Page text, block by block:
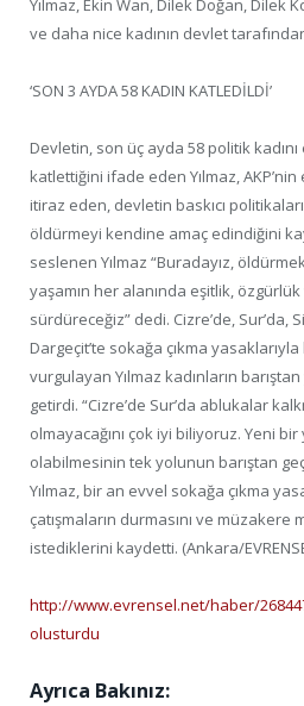
Yılmaz, Ekin Wan, Dilek Doğan, Dilek
ve daha nice kadının devlet
‘SON 3 AYDA 58 KADIN KATLEDİLDİ’
Devletin, son üç ayda 58 politik
katlettiğini ifade eden Yılmaz,
itiraz eden, devletin baskıcı
öldürmeyi kendine amaç edindiğini
seslenen Yılmaz “Buradayız,
yaşamın her alanında eşitlik,
sürdüreceğiz” dedi. Cizre’de, Sur’da,
Dargeçit’te sokağa çıkma yasaklarıyla
vurgulayan Yılmaz kadınların
getirdi. “Cizre’de Sur’da ablukalar
olmayacağını çok iyi biliyoruz. Yeni bir
olabilmesinin tek yolunun barıştan
Yılmaz, bir an evvel sokağa çıkma
çatışmaların durmasını ve müzakere
istediklerini kaydetti. (Ankara/
http://www.evrensel.net/haber/
olusturdu
Ayrıca Bakınız: